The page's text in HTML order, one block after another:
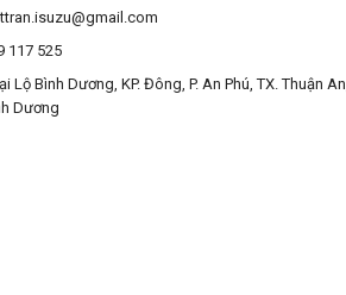
117 525
Lộ Bình Dương, KP. Đông, P. An Phú, TX. Thuận An,
Dương